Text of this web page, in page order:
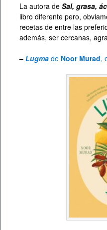
La autora de Sal, grasa,
libro diferente pero,
recetas de entre las
además, ser cercanas,
– Lugma de Noor Murad,